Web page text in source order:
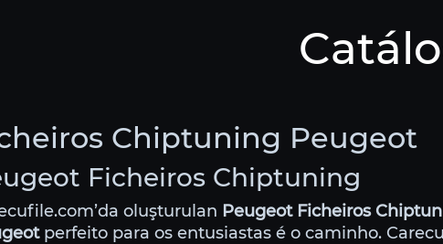
Chiptuning Peugeot
Ficheiros Chiptuning
oluşturulan Peugeot Ficheiros
perfeito para os entusiastas é o caminho.